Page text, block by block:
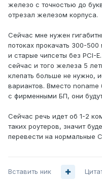
железо с точностью до
отрезал железом корпуса.
Сейчас мне нужен
потоках прокачать 300-500
и старые чипсеты без PCI-
сейчас и того железа 5
клепать больше не нужно,
вариантов. Вместо
с фирменными БП, они
Cейчас речь идет об 1-2
таких роутеров, значит
перевести на нормальные
Вставить ник